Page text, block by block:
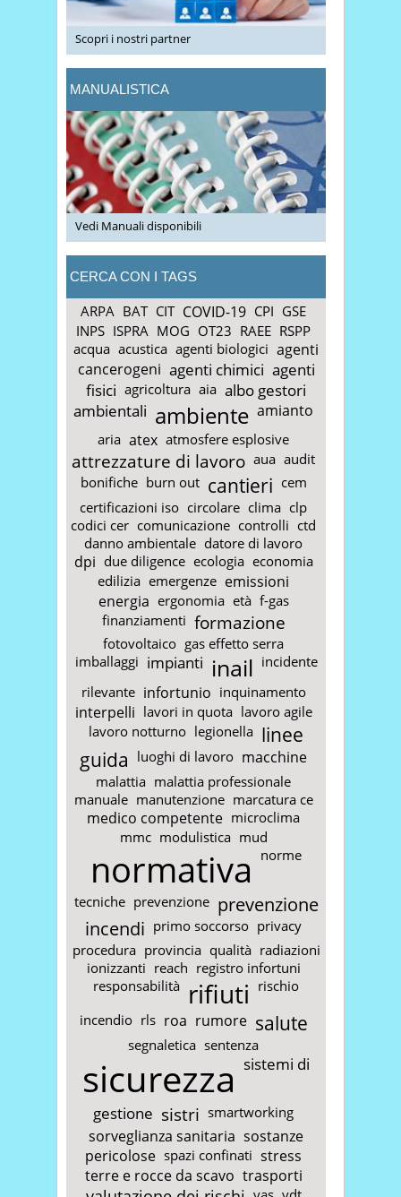
Scopri i nostri partner
MANUALISTICA
Vedi Manuali disponibili
CERCA CON I TAGS
ARPA BAT CIT COVID-19 CPI GSE
INPS ISPRA MOG OT23 RAEE RSPP
acqua acustica agenti biologici agenti
cancerogeni agenti chimici agenti
fisici agricoltura aia albo gestori
ambientali ambiente amianto
aria atex atmosfere esplosive
attrezzature di lavoro aua audit
bonifiche burn out cantieri cem
certificazioni iso circolare clima clp
codici cer comunicazione controlli ctd
danno ambientale datore di lavoro
dpi due diligence ecologia economia
edilizia emergenze emissioni
energia ergonomia età f-gas
finanziamenti formazione
fotovoltaico gas effetto serra
imballaggi impianti inail incidente
rilevante infortunio inquinamento
interpelli lavori in quota lavoro agile
lavoro notturno legionella linee
guida luoghi di lavoro macchine
malattia malattia professionale
manuale manutenzione marcatura ce
medico competente microclima
mmc modulistica mud
normativa norme
tecniche prevenzione prevenzione
incendi primo soccorso privacy
procedura provincia qualità radiazioni
ionizzanti reach registro infortuni
responsabilità rifiuti rischio
incendio rls roa rumore salute
segnaletica sentenza
sicurezza sistemi di
gestione sistri smartworking
sorveglianza sanitaria sostanze
pericolose spazi confinati stress
terre e rocce da scavo trasporti